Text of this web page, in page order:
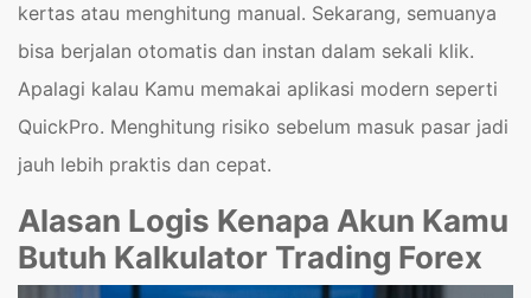
kertas atau menghitung manual. Sekarang, semuanya
bisa berjalan otomatis dan instan dalam sekali klik.
Apalagi kalau Kamu memakai aplikasi modern seperti
QuickPro. Menghitung risiko sebelum masuk pasar jadi
jauh lebih praktis dan cepat.
Alasan Logis Kenapa Akun Kamu
Butuh Kalkulator Trading Forex